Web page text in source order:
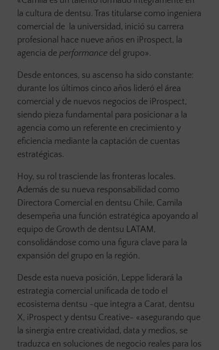
la cultura de dentsu. Tras titularse como ingeniera
comercial de la universidad, inició su carrera
profesional hace nueve años en iProspect, la
agencia de performance del grupo».
Desde entonces, su ascenso ha sido constante:
durante los últimos cinco años lideró el área
comercial y de nuevos negocios de iProspect,
siendo pieza fundamental para posicionar a la
agencia como un referente en crecimiento y
eficiencia mediante la captación de cuentas
estratégicas.
Hoy, su rol trasciende las fronteras locales.
Además de su nueva responsabilidad como
Directora Comercial en dentsu Chile, Camila
desempeña una función estratégica apoyando al
equipo de Growth de dentsu LATAM,
consolidándose como una figura clave para la
expansión del grupo en la región.
Desde esta nueva posición, Leppe liderará la
estrategia comercial unificada de todo el
ecosistema dentsu -que integra a Carat, dentsu
X, iProspect y dentsu Creative- «asegurando que
la sinergia entre creatividad, data y medios, se
traduzca en soluciones de negocio reales para los